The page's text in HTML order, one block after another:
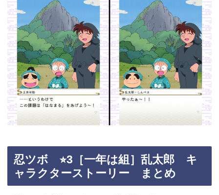
忍ツボ ⭐︎3［一年は組］乱太郎 キ
ャラクターストーリー まとめ